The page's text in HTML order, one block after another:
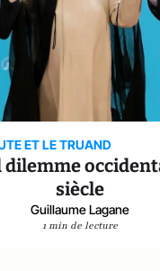
ET LE TRUAND
dilemme
siècle
Guillaume Lagane
1 min de lecture